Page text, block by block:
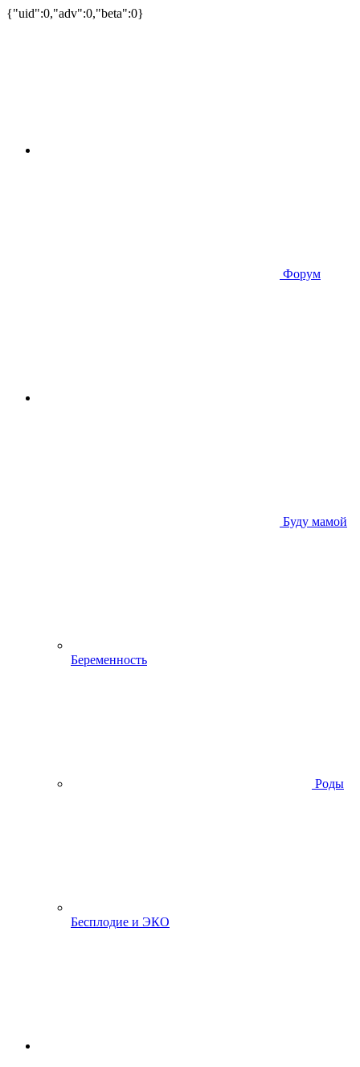
{"uid":0,"adv":0,"beta":0}
Форум
Буду мамой
Беременность
Роды
Бесплодие и ЭКО